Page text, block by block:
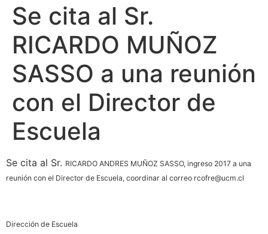
Se cita al Sr.
RICARDO MUÑOZ
SASSO a una reunión
con el Director de
Escuela
Se cita al Sr. RICARDO ANDRES MUÑOZ SASSO, ingreso 2017 a una
reunión con el Director de Escuela, coordinar al correo rcofre@ucm.cl
Dirección de Escuela